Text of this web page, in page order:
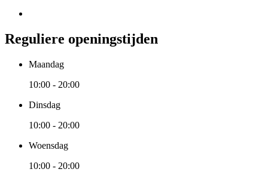
Reguliere openingstijden
Maandag
10:00 - 20:00
Dinsdag
10:00 - 20:00
Woensdag
10:00 - 20:00